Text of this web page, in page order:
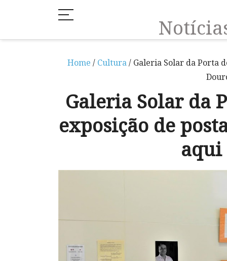
Home / Cultura/ Galeria Solar da Porta
Galeria Solar da
exposição de
aqui